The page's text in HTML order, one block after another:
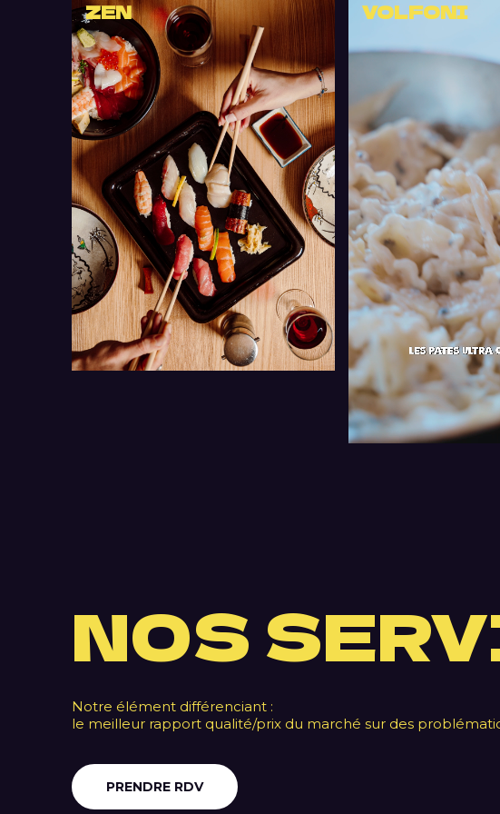
ZEN VOLFONI
NOS
Notre élément différenciant :
le meilleur rapport qualité/prix du marché sur des
PRENDRE RDV